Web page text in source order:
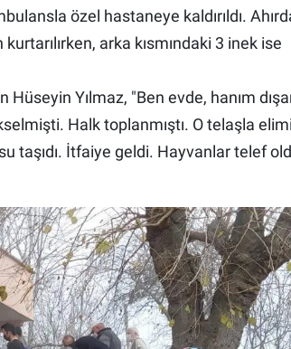
özel hastaneye kaldırıldı.
arka kısmındaki 3 inek ise
Yılmaz, "Ben evde, hanım
Halk toplanmıştı. O telaşla
taşıdı. İtfaiye geldi. Hayvanlar telef